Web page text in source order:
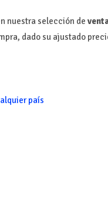
nuestra selección de
dado su ajustado
país